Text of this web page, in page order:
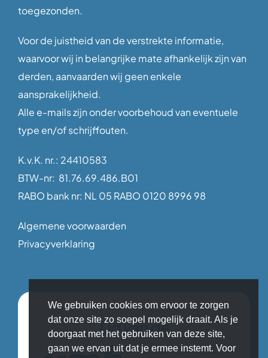
toegezonden.
Voor de juistheid van de verstrekte informatie,
waarvoor wij in belangrijke mate afhankelijk zijn van
derden, aanvaarden wij geen enkele
aansprakelijkheid.
Alle e-mails zijn onder voorbehoud van eventuele
type en/of schrijffouten.
K.v.K. nr.: 24410583
BTW-nr: 81.76.69.486.B01
RABO bank nr: NL 05 RABO 0120 8996 98
Algemene voorwaarden
Privacyverklaring
Lid van de
We gebruiken cookies om ervoor te zorgen
dat onze site zo soepel mogelijk draait. Als je
doorgaat met het gebruiken van deze site,
gaan we ervan uit dat je ermee instemt. Voor